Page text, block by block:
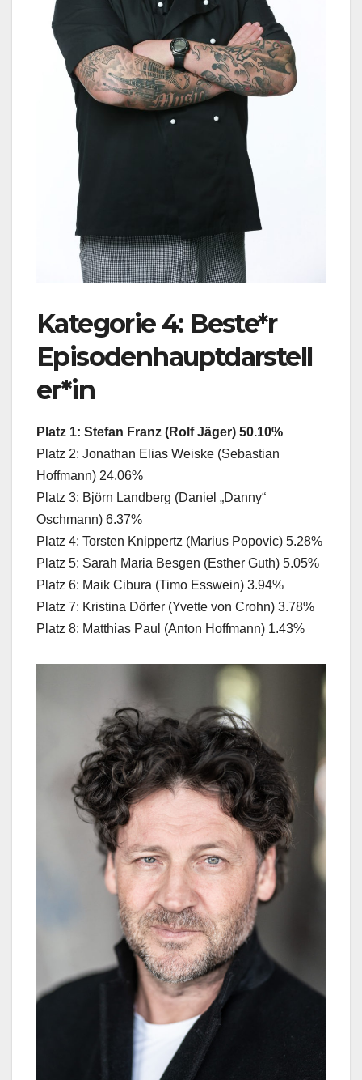
Kategorie 4: Beste*r
Episodenhauptdarstell
er*in
Platz 1: Stefan Franz (Rolf Jäger) 50.10%
Platz 2: Jonathan Elias Weiske (Sebastian
Hoffmann) 24.06%
Platz 3: Björn Landberg (Daniel „Danny“
Oschmann) 6.37%
Platz 4: Torsten Knippertz (Marius Popovic) 5.28%
Platz 5: Sarah Maria Besgen (Esther Guth) 5.05%
Platz 6: Maik Cibura (Timo Esswein) 3.94%
Platz 7: Kristina Dörfer (Yvette von Crohn) 3.78%
Platz 8: Matthias Paul (Anton Hoffmann) 1.43%